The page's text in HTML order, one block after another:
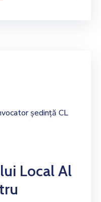
ședință CL
Local Al